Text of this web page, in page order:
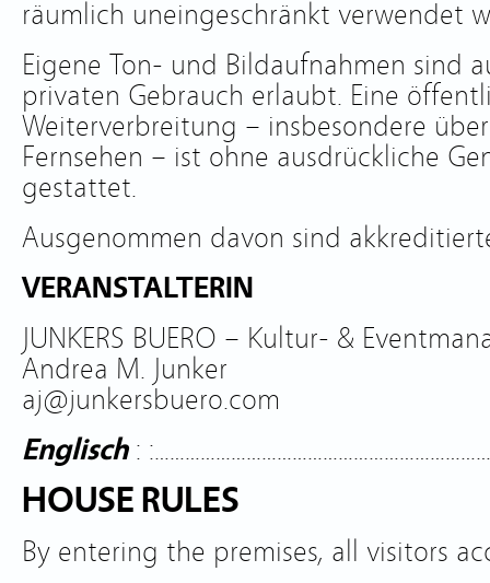
räumlich uneingeschränkt verwendet
Eigene Ton- und Bildaufnahmen sind
privaten Gebrauch erlaubt. Eine
Weiterverbreitung – insbesondere
Fernsehen – ist ohne ausdrückliche
gestattet.
Ausgenommen davon sind
VERANSTALTERIN
JUNKERS BUERO – Kultur- &
Andrea M. Junker
aj@junkersbuero.com
Englisch:
HOUSE RULES
By entering the premises, all visitors